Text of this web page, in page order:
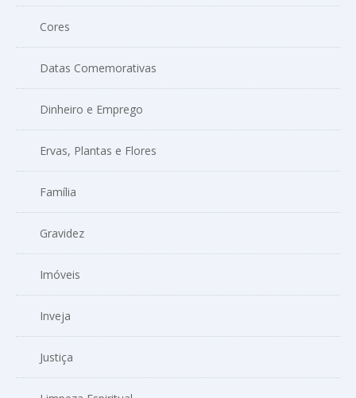
Cores
Datas Comemorativas
Dinheiro e Emprego
Ervas, Plantas e Flores
Família
Gravidez
Imóveis
Inveja
Justiça